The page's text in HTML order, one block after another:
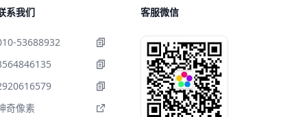
系我们
53688932
奇像素
客服微信